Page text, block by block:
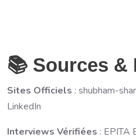
📚 Sources &
Sites Officiels : shubham-
LinkedIn
Interviews Vérifiées : EPITA